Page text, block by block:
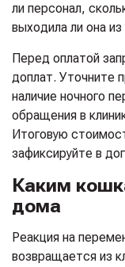
ли персонал,
выходила ли она
Перед оплатой
доплат. Уточните
наличие ночного
обращения в
Итоговую
зафиксируйте в
Каким
дома
Реакция на
возвращается из